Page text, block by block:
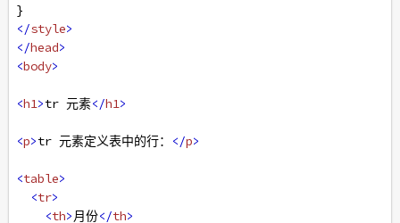
}
</style>
</head>
<body>
<h1>tr 元素</h1>
<p>tr 元素定义表中的行： </p>
<table>
<tr>
<th>月份</th>